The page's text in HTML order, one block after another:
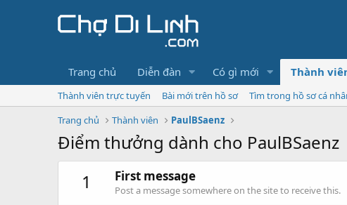
Trang chủ Diễn đàn Có gì mới Thành
Thành viên trực tuyến Bài mới trên hồ sơ
Tìm trong hồ sơ cá
Trang chủ
Thành viên PaulBSaenz
Điểm thưởng dành cho PaulBSaenz
1
First message
Post a message somewhere on the site to receive this.